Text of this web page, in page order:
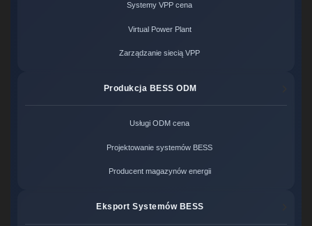
Systemy VPP cena
Virtual Power Plant
Zarządzanie siecią VPP
Produkcja BESS ODM
Usługi ODM cena
Projektowanie systemów BESS
Producent magazynów energii
Eksport Systemów BESS